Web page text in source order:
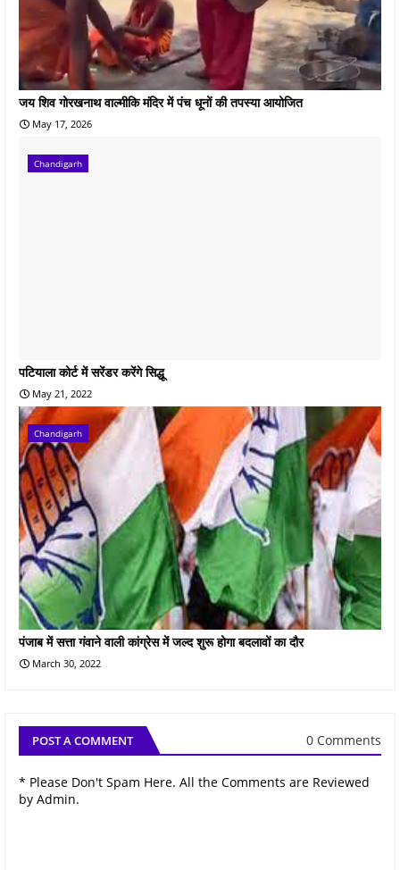
जय शिव गोरखनाथ वाल्मीकि मंदिर में पंच धूनों की तपस्या आयोजित
May 17, 2026
Chandigarh
पटियाला कोर्ट में सरेंडर करेंगे सिद्धू
May 21, 2022
Chandigarh
पंजाब में सत्ता गंवाने वाली कांग्रेस में जल्द शुरू होगा बदलावों का दौर
March 30, 2022
POST A COMMENT 0 Comments
* Please Don't Spam Here. All the Comments are Reviewed
by Admin.